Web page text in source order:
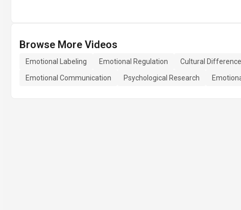
Browse More Videos
Emotional Labeling Emotional Regulation Cultural
Emotional Communication
Psychological Research